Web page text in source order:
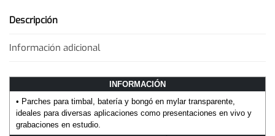
Descripción
Información adicional
INFORMACIÓN
• Parches para timbal, batería y bongó en mylar transparente,
ideales para diversas aplicaciones como presentaciones en vivo y
grabaciones en estudio.